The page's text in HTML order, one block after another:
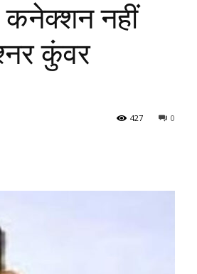
कनेक्शन नहीं
कुंवर
0
427